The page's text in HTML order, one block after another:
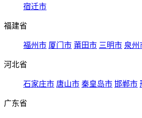
宿迁市
福建省
福州市 厦门市 莆田市 三明市 泉州
河北省
石家庄市 唐山市 秦皇岛市 邯郸市
广东省